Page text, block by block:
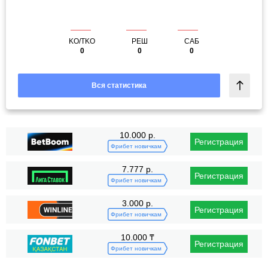
KO/TKO
0
РЕШ
0
САБ
0
Вся статистика
10.000 р.
Фрибет новичкам Регистрация
7.777 р.
Фрибет новичкам Регистрация
3.000 р.
Фрибет новичкам Регистрация
10.000 ₸
Фрибет новичкам Регистрация